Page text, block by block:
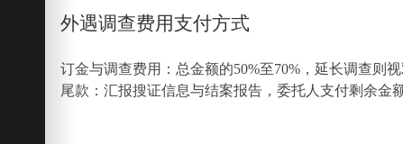
外遇调查费用支付方式
订金与调查费用：总金额的50%至70%，延长调查则视
尾款：汇报搜证信息与结案报告，委托人支付剩余金额